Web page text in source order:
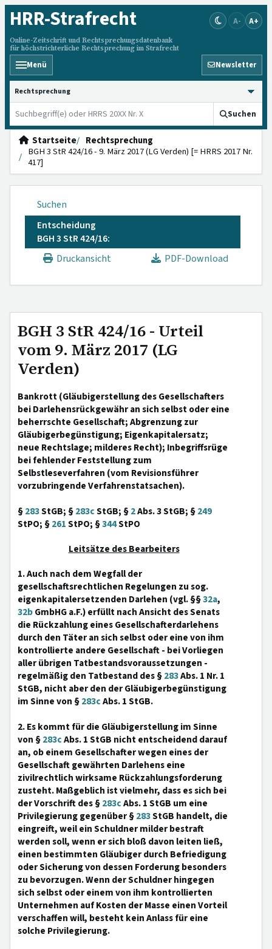
HRR-Strafrecht
Online-Zeitschrift und Rechtsprechungsdatenbank
für höchstrichterliche Rechtsprechung im Strafrecht
A- A+
Menü Newsletter
HRRS durchsuchen
Suchen
Startseite
Rechtsprechung
BGH 3 StR 424/16 - 9. März 2017 (LG Verden) [= HRRS 2017 Nr.
417]
Suchen
Entscheidung
BGH 3 StR 424/16:
Druckansicht
PDF-Download
BGH 3 StR 424/16 - Urteil
vom 9. März 2017 (LG
Verden)
Bankrott (Gläubigerstellung des Gesellschafters
bei Darlehensrückgewähr an sich selbst oder eine
beherrschte Gesellschaft; Abgrenzung zur
Gläubigerbegünstigung; Eigenkapitalersatz;
neue Rechtslage; milderes Recht); Inbegriffsrüge
bei fehlender Feststellung zum
Selbstleseverfahren (vom Revisionsführer
vorzubringende Verfahrenstatsachen).
§283StGB; §283cStGB; §2Abs. 3 StGB; §249
StPO; §261StPO; §344StPO
Leitsätze des Bearbeiters
1. Auch nach dem Wegfall der
gesellschaftsrechtlichen Regelungen zu sog.
eigenkapitalersetzenden Darlehen (vgl. §§32a,
32bGmbHG a.F.) erfüllt nach Ansicht des Senats
die Rückzahlung eines Gesellschafterdarlehens
durch den Täter an sich selbst oder eine von ihm
kontrollierte andere Gesellschaft - bei Vorliegen
aller übrigen Tatbestandsvoraussetzungen -
regelmäßig den Tatbestand des §283Abs. 1 Nr. 1
StGB, nicht aber den der Gläubigerbegünstigung
im Sinne von §283cAbs. 1 StGB.
2. Es kommt für die Gläubigerstellung im Sinne
von §283cAbs. 1 StGB nicht entscheidend darauf
an, ob einem Gesellschafter wegen eines der
Gesellschaft gewährten Darlehens eine
zivilrechtlich wirksame Rückzahlungsforderung
zusteht. Maßgeblich ist vielmehr, dass es sich bei
der Vorschrift des §283cAbs. 1 StGB um eine
Privilegierung gegenüber §283StGB handelt, die
eingreift, weil ein Schuldner milder bestraft
werden soll, wenn er sich bloß davon leiten ließ,
einen bestimmten Gläubiger durch Befriedigung
oder Sicherung von dessen Forderung besonders
zu bevorzugen. Wenn der Schuldner hingegen
sich selbst oder einem von ihm kontrollierten
Unternehmen auf Kosten der Masse einen Vorteil
verschaffen will, besteht kein Anlass für eine
solche Privilegierung.